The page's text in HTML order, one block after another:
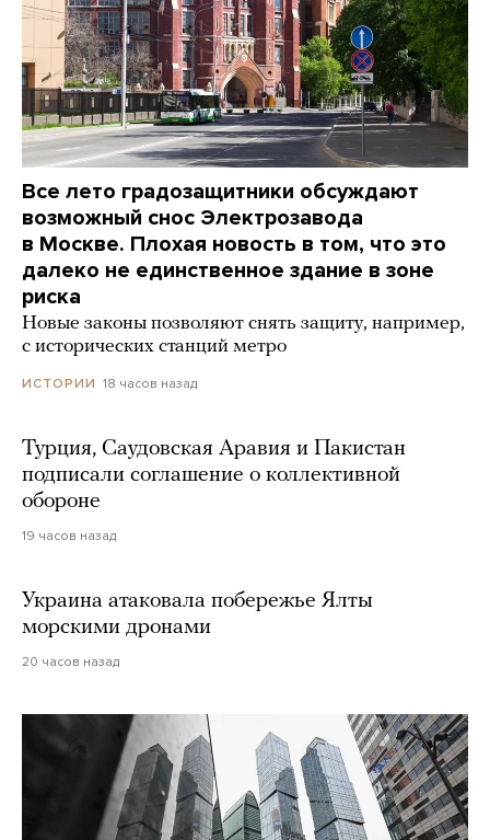
Все лето градозащитники обсуждают
возможный снос Электрозавода
в Москве. Плохая новость в том, что это
далеко не единственное здание в зоне
риска
Новые законы позволяют снять защиту, например,
с исторических станций метро
ИСТОРИИ 18 часов назад
Турция, Саудовская Аравия и Пакистан
подписали соглашение о коллективной
обороне
19 часов назад
Украина атаковала побережье Ялты
морскими дронами
20 часов назад